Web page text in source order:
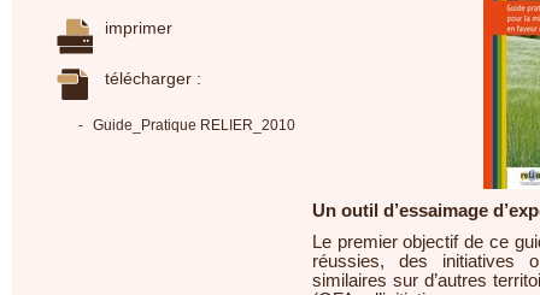
imprimer
télécharger :
- Guide_Pratique RELIER_2010
Un outil d’essaimage
Le premier objectif de ce
réussies, des initiatives
similaires sur d’autres